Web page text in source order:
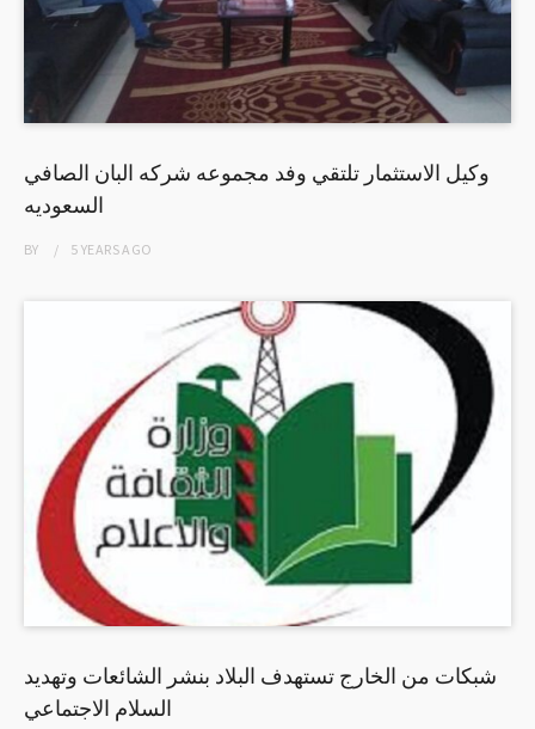
وكيل الاستثمار تلتقي وفد مجموعه شركه البان الصافي
السعوديه
BY 5 YEARSAGO
شبكات من الخارج تستهدف البلاد بنشر الشائعات وتهديد
السلام الاجتماعي